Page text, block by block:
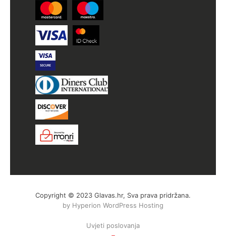
Copyright © 2023 Glavas.hr, Sva prava pridržana.
by Hyperion WordPress Hosting
Uvjeti poslovanja